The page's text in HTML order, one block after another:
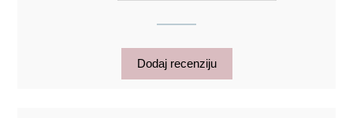
Dodaj recenziju